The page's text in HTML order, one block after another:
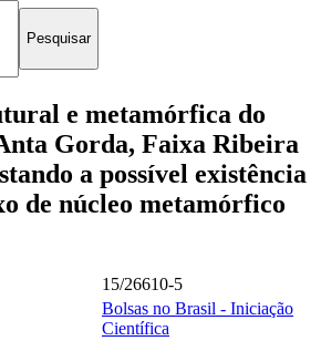
e metamórfica do
Gorda, Faixa Ribeira
a possível existência
de núcleo metamórfico
15/26610-5
Bolsas no Brasil - Iniciação
Científica